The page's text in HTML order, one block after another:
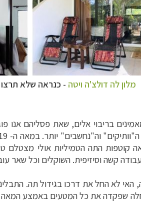
מלון לה דולצ'ה ויטה - כנראה שלא תרצו
בריבוי אלים, שאת פסליהם אנו
קוטפות התה הטמיליות אולי
קשה וסיזיפית. השוקלים וכל
לא החל את דרכו בגידול תה.